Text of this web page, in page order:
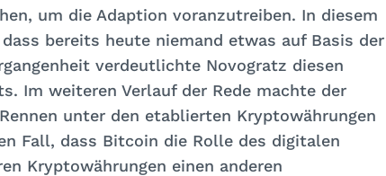
um die Adaption voranzutreiben. In diesem
bereits heute niemand etwas auf Basis der
verdeutlichte Novogratz diesen
Im weiteren Verlauf der Rede machte der
unter den etablierten Kryptowährungen
Fall, dass Bitcoin die Rolle des digitalen
Kryptowährungen einen anderen